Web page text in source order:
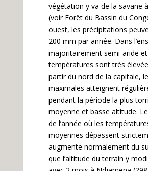
végétation y va de la savane
(voir Forêt du Bassin du
ouest, les précipitations
200 mm par année. Dans
majoritairement semi-aride
températures sont très
partir du nord de la capitale,
maximales atteignent
pendant la période la plus
moyenne et basse altitude.
de l’année où les
moyennes dépassent
augmente normalement du
que l’altitude du terrain y